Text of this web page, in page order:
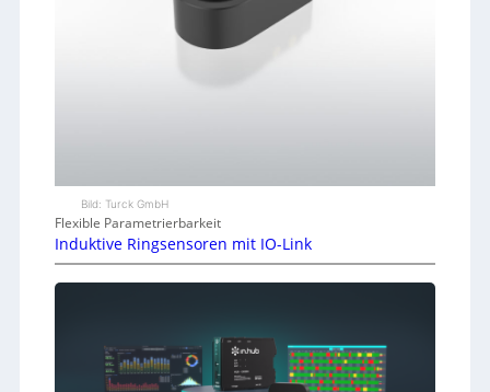
Bild: Turck GmbH
Flexible Parametrierbarkeit
Induktive Ringsensoren mit IO-Link